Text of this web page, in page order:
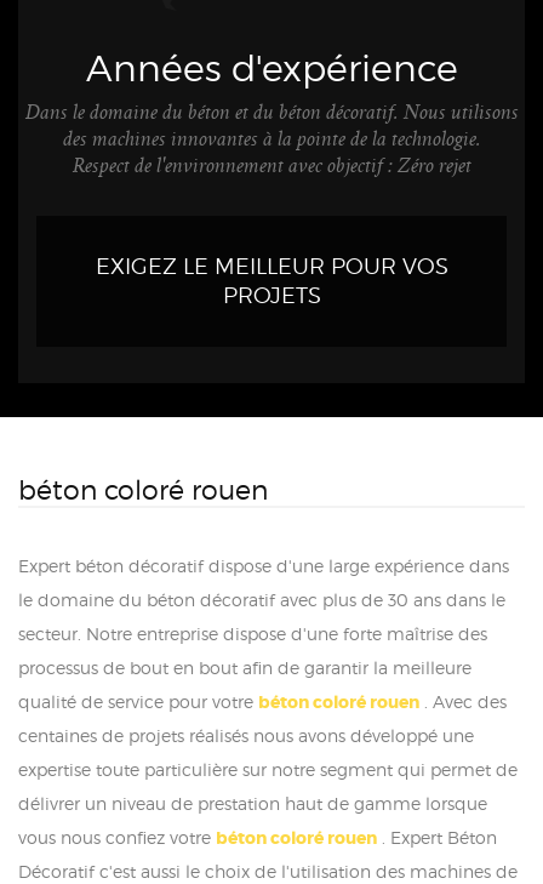
Années d'expérience
Dans le domaine du béton et du béton décoratif. Nous utilisons
des machines innovantes à la pointe de la technologie.
Respect de l'environnement avec objectif : Zéro rejet
EXIGEZ LE MEILLEUR POUR VOS
PROJETS
béton coloré rouen
Expert béton décoratif dispose d'une large expérience dans
le domaine du béton décoratif avec plus de 30 ans dans le
secteur. Notre entreprise dispose d'une forte maîtrise des
processus de bout en bout afin de garantir la meilleure
qualité de service pour votre béton coloré rouen . Avec des
centaines de projets réalisés nous avons développé une
expertise toute particulière sur notre segment qui permet de
délivrer un niveau de prestation haut de gamme lorsque
vous nous confiez votre béton coloré rouen . Expert Béton
Décoratif c'est aussi le choix de l'utilisation des machines de